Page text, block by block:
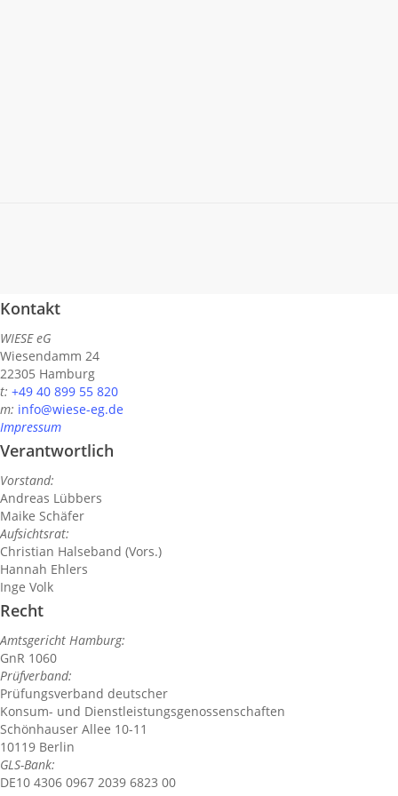
Kontakt
WIESE eG
Wiesendamm 24
22305 Hamburg
t: +49 40 899 55 820
m: info@wiese-eg.de
Impressum
Verantwortlich
Vorstand:
Andreas Lübbers
Maike Schäfer
Aufsichtsrat:
Christian Halseband (Vors.)
Hannah Ehlers
Inge Volk
Recht
Amtsgericht Hamburg:
GnR 1060
Prüfverband:
Prüfungsverband deutscher
Konsum- und Dienstleistungsgenossenschaften
Schönhauser Allee 10-11
10119 Berlin
GLS-Bank:
DE10 4306 0967 2039 6823 00